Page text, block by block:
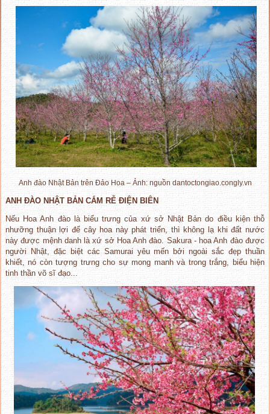
Anh đào Nhật Bản trên Đảo Hoa – Ảnh: nguồn dantoctongiao.congly.vn
ANH ĐÀO NHẬT BẢN CẮM RỄ ĐIỆN BIÊN
Nếu Hoa Anh đào là biểu trưng của xứ sở Nhật Bản do điều kiện thỗ
nhưỡng thuận lợi để cây hoa này phát triển, thì không lạ khi đất nước
này được mệnh danh là xứ sở Hoa Anh đào. Sakura - hoa Anh đào được
người Nhật, đặc biệt các Samurai yêu mến bởi ngoài sắc đẹp thuần
khiết, nó còn tượng trưng cho sự mong manh và trong trắng, biểu hiện
tinh thần võ sĩ đạo...